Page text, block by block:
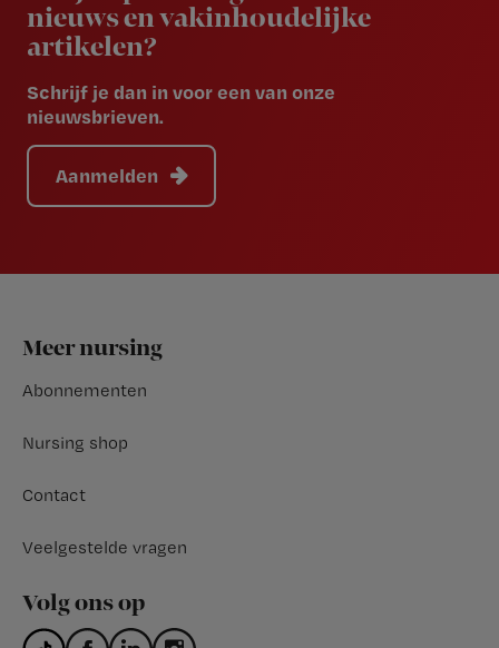
nieuws en vakinhoudelijke
artikelen?
Schrijf je dan in voor een van onze
nieuwsbrieven.
Aanmelden
Footer
Meer nursing
Abonnementen
Nursing shop
Contact
Veelgestelde vragen
Volg ons op